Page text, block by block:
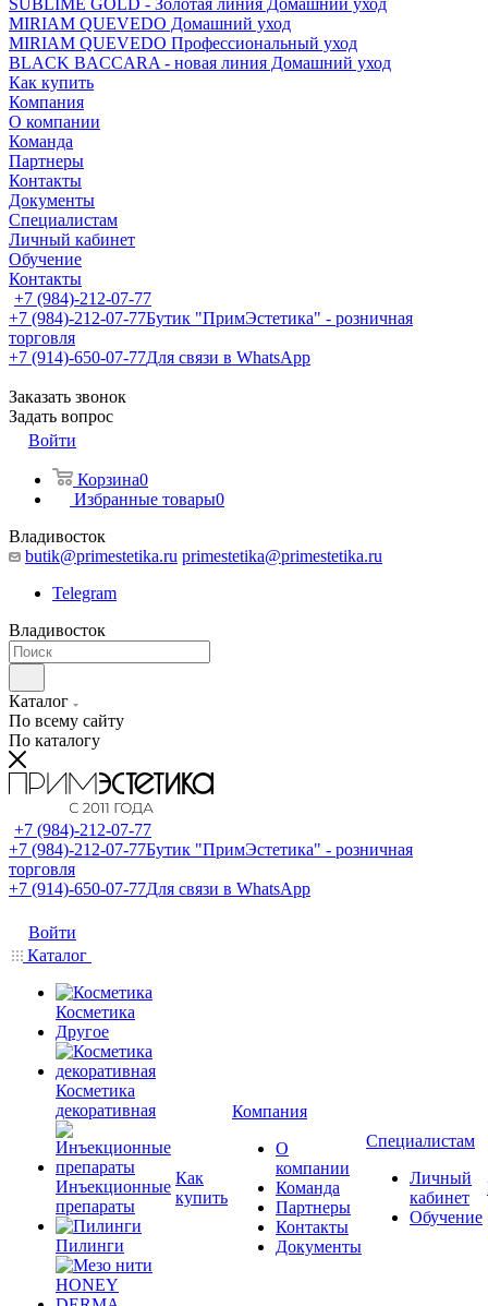
SUBLIME GOLD - Золотая линия Домашний уход
MIRIAM QUEVEDO Домашний уход
MIRIAM QUEVEDO Профессиональный уход
BLACK BACCARA - новая линия Домашний уход
Как купить
Компания
О компании
Команда
Партнеры
Контакты
Документы
Специалистам
Личный кабинет
Обучение
Контакты
+7 (984)-212-07-77
+7 (984)-212-07-77Бутик "ПримЭстетика" - розничная
торговля
+7 (914)-650-07-77Для связи в WhatsApp
Заказать звонок
Задать вопрос
Войти
Корзина0
Избранные товары0
Владивосток
butik@primestetika.ru primestetika@primestetika.ru
Telegram
Владивосток
Каталог
По всему сайту
По каталогу
+7 (984)-212-07-77
+7 (984)-212-07-77Бутик "ПримЭстетика" - розничная
торговля
+7 (914)-650-07-77Для связи в WhatsApp
Войти
Каталог
Косметика
Другое
Косметика
декоративная
Инъекционные
препараты
Пилинги
Как
купить
Компания
О
компании
Команда
Партнеры
Контакты
Документы
Специалистам
Личный
кабинет
Обучение